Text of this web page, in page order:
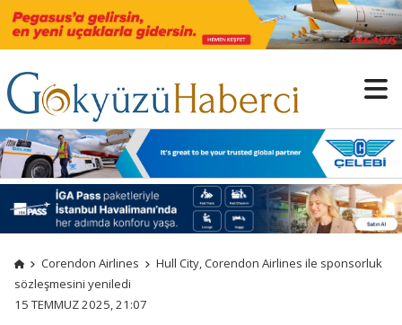
Corendon Airlines
Hull City, Corendon Airlines ile sponsorluk
sözleşmesini yeniledi
15 TEMMUZ 2025, 21:07